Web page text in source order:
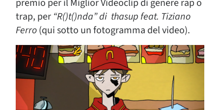
premio per il Miglior Videoclip di genere rap o
trap, per “R()t()nda” di thasup feat. Tiziano
Ferro(qui sotto un fotogramma del video).